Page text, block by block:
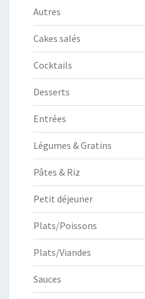
Autres
Cakes salés
Cocktails
Desserts
Entrées
Légumes & Gratins
Pâtes & Riz
Petit déjeuner
Plats/Poissons
Plats/Viandes
Sauces